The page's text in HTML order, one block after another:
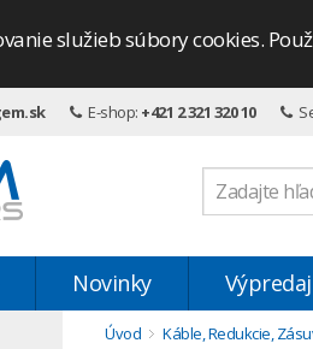
služieb súbory cookies.
E-shop: +421 2 321 320 10
Novinky Výpredaj
Úvod Káble, Redukcie,